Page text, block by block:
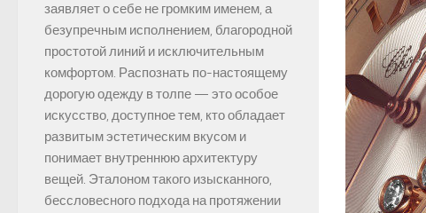
заявляет о себе не громким именем, а
безупречным исполнением, благородной
простотой линий и исключительным
комфортом. Распознать по-настоящему
дорогую одежду в толпе — это особое
искусство, доступное тем, кто обладает
развитым эстетическим вкусом и
понимает внутреннюю архитектуру
вещей. Эталоном такого изысканного,
бессловесного подхода на протяжении